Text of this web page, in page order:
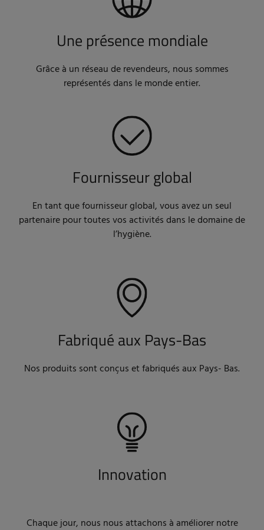
Une présence mondiale
Grâce à un réseau de revendeurs, nous sommes
représentés dans le monde entier.
Fournisseur global
En tant que fournisseur global, vous avez un seul
partenaire pour toutes vos activités dans le domaine de
l’hygiène.
Fabriqué aux Pays-Bas
Nos produits sont conçus et fabriqués aux Pays- Bas.
Innovation
Chaque jour, nous nous attachons à améliorer notre